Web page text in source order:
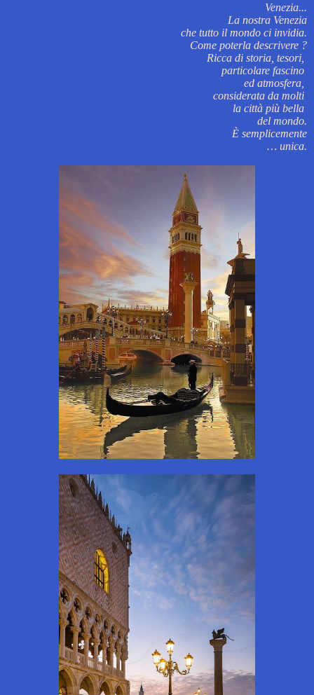
Venezia...
La nostra Venezia
che tutto il mondo ci invidia.
Come poterla descrivere ?
Ricca di storia, tesori,
particolare fascino
ed atmosfera,
considerata da molti
la città più bella
del mondo.
È semplicemente
… unica.